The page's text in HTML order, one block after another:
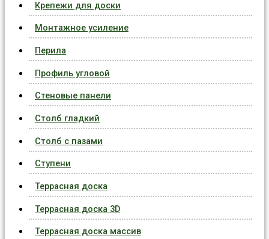
Крепежи для доски
Монтажное усиление
Перила
Профиль угловой
Стеновые панели
Столб гладкий
Столб с пазами
Ступени
Террасная доска
Террасная доска 3D
Террасная доска массив